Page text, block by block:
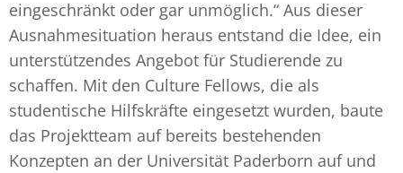
eingeschränkt oder gar unmöglich.“ Aus dieser
Ausnahmesituation heraus entstand die Idee, ein
unterstützendes Angebot für Studierende zu
schaffen. Mit den Culture Fellows, die als
studentische Hilfskräfte eingesetzt wurden, baute
das Projektteam auf bereits bestehenden
Konzepten an der Universität Paderborn auf und